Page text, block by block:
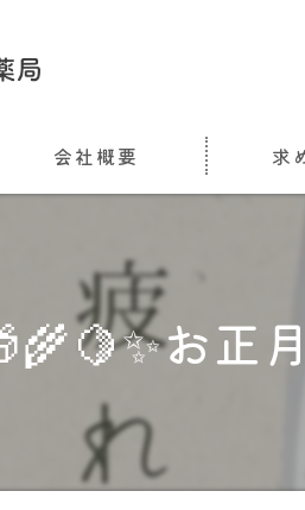
会社概要
事業案内
求
お正